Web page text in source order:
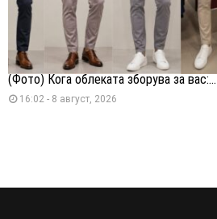
(Фото) Кога облеката зборува за вас:...
16:02 - 8 август, 2026